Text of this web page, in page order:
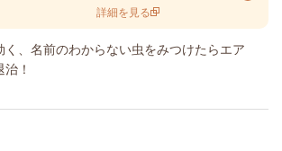
詳細を見る
く、名前のわからない虫をみつけたらエア
！